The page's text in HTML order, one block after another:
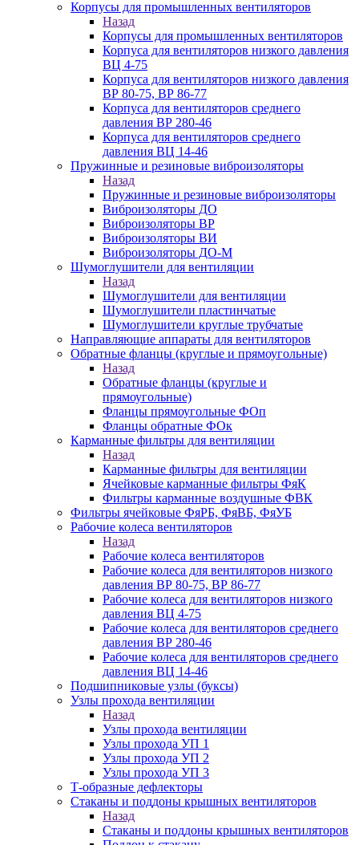
Корпусы для промышленных вентиляторов
Назад
Корпусы для промышленных вентиляторов
Корпуса для вентиляторов низкого давления
ВЦ 4-75
Корпуса для вентиляторов низкого давления
ВР 80-75, ВР 86-77
Корпуса для вентиляторов среднего
давления ВР 280-46
Корпуса для вентиляторов среднего
давления ВЦ 14-46
Пружинные и резиновые виброизоляторы
Назад
Пружинные и резиновые виброизоляторы
Виброизоляторы ДО
Виброизоляторы ВР
Виброизоляторы ВИ
Виброизоляторы ДО-М
Шумоглушители для вентиляции
Назад
Шумоглушители для вентиляции
Шумоглушители пластинчатые
Шумоглушители круглые трубчатые
Направляющие аппараты для вентиляторов
Обратные фланцы (круглые и прямоугольные)
Назад
Обратные фланцы (круглые и
прямоугольные)
Фланцы прямоугольные ФОп
Фланцы обратные ФОк
Карманные фильтры для вентиляции
Назад
Карманные фильтры для вентиляции
Ячейковые карманные фильтры ФяК
Фильтры карманные воздушные ФВК
Фильтры ячейковые ФяРБ, ФяВБ, ФяУБ
Рабочие колеса вентиляторов
Назад
Рабочие колеса вентиляторов
Рабочие колеса для вентиляторов низкого
давления ВР 80-75, ВР 86-77
Рабочие колеса для вентиляторов низкого
давления ВЦ 4-75
Рабочие колеса для вентиляторов среднего
давления ВР 280-46
Рабочие колеса для вентиляторов среднего
давления ВЦ 14-46
Подшипниковые узлы (буксы)
Узлы прохода вентиляции
Назад
Узлы прохода вентиляции
Узлы прохода УП 1
Узлы прохода УП 2
Узлы прохода УП 3
Т-образные дефлекторы
Стаканы и поддоны крышных вентиляторов
Назад
Стаканы и поддоны крышных вентиляторов